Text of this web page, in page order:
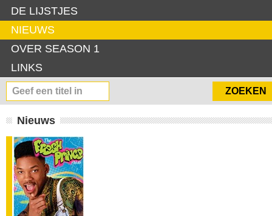
DE LIJSTJES
NIEUWS
OVER SEASON 1
LINKS
Nieuws